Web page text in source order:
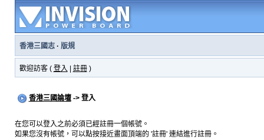
香港三國志· 版規
歡迎訪客 ( 登入 註冊)
香港三國論壇-> 登入
在您可以登入之前必須已經註冊一個帳號。
如果您沒有帳號，可以點按接近畫面頂端的 '註冊' 連結進行註冊。